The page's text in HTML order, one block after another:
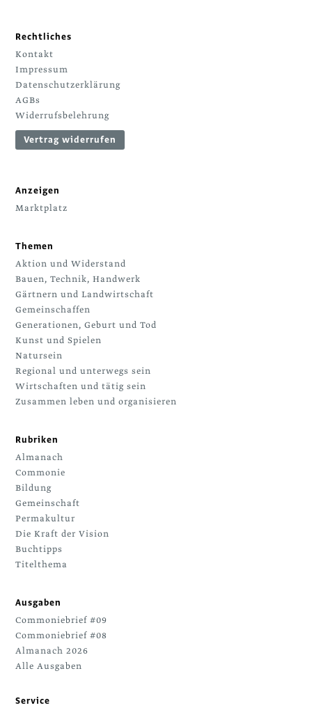
Rechtliches
Kontakt
Impressum
Datenschutzerklärung
AGBs
Widerrufsbelehrung
Vertrag widerrufen
Anzeigen
Marktplatz
Themen
Aktion und Widerstand
Bauen, Technik, Handwerk
Gärtnern und Landwirtschaft
Gemeinschaffen
Generationen, Geburt und Tod
Kunst und Spielen
Natursein
Regional und unterwegs sein
Wirtschaften und tätig sein
Zusammen leben und organisieren
Rubriken
Almanach
Commonie
Bildung
Gemeinschaft
Permakultur
Die Kraft der Vision
Buchtipps
Titelthema
Ausgaben
Commoniebrief #09
Commoniebrief #08
Almanach 2026
Alle Ausgaben
Service